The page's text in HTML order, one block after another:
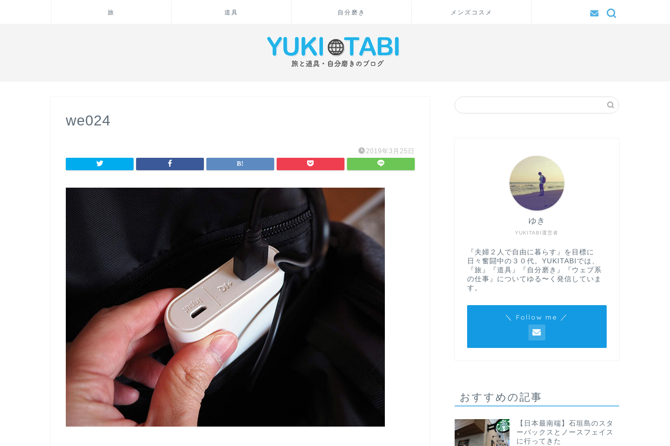
旅 道具 自分磨き メンズコスメ
we024
2019年3月25日
YUKITABI運営者
ゆき
『夫婦２人で自由に暮らす』を目標に
日々奮闘中の３０代。YUKITABIでは、
『旅』『道具』『自分磨き』『ウェブ系
の仕事』についてゆる〜く発信していま
す。
＼ Follow me ／
おすすめの記事
【日本最南端】石垣島のスタ
ーバックスとノースフェイス
に行ってきた